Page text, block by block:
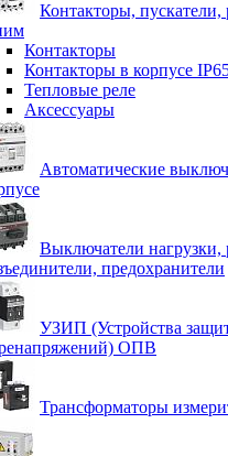
Контакторы, пускатели,
Контакторы
Контакторы в корпусе
Тепловые реле
Аксессуары
Автоматические
Выключатели нагрузки,
предохранители
УЗИП (Устройства
ОПВ
Трансформаторы